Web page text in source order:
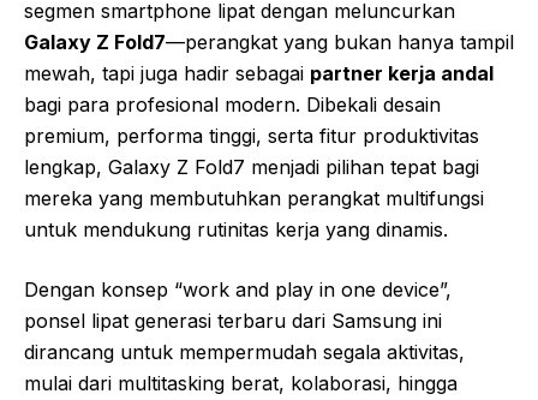
segmen smartphone lipat dengan meluncurkan
Galaxy Z Fold7—perangkat yang bukan hanya tampil
mewah, tapi juga hadir sebagai partner kerja andal
bagi para profesional modern. Dibekali desain
premium, performa tinggi, serta fitur produktivitas
lengkap, Galaxy Z Fold7 menjadi pilihan tepat bagi
mereka yang membutuhkan perangkat multifungsi
untuk mendukung rutinitas kerja yang dinamis.
Dengan konsep “work and play in one device”,
ponsel lipat generasi terbaru dari Samsung ini
dirancang untuk mempermudah segala aktivitas,
mulai dari multitasking berat, kolaborasi, hingga